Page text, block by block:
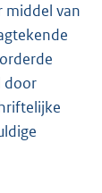
middel van
door